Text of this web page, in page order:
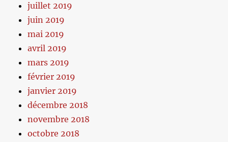
juillet 2019
juin 2019
mai 2019
avril 2019
mars 2019
février 2019
janvier 2019
décembre 2018
novembre 2018
octobre 2018